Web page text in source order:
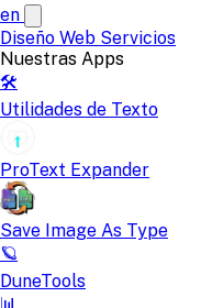
en
Diseño Web Servicios
Nuestras Apps
🛠️
Utilidades de Texto
ProText Expander
Save Image As Type
🪐
DuneTools